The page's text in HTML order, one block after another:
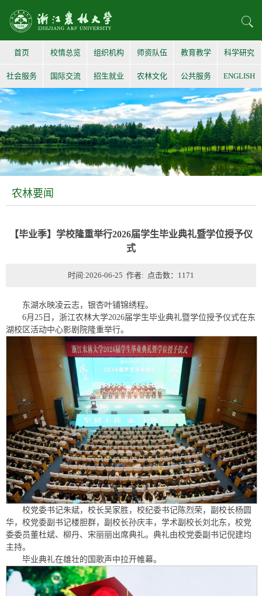
首页 校情总览 组织机构 师资队伍 教育教学 科学研究
社会服务 国际交流 招生就业 农林文化 公共服务 ENGLISH
农林要闻
【毕业季】学校隆重举行2026届学生毕业典礼暨学位授予仪
式
时间:2026-06-25 作者: 点击数： 1171
东湖水映凌云志，银杏叶铺锦绣程。
6月25日，浙江农林大学2026届学生毕业典礼暨学位授予仪式在东
湖校区活动中心影剧院隆重举行。
校党委书记朱斌，校长吴家胜，校纪委书记陈烈荣，副校长杨圆
华，校党委副书记楼胆群，副校长孙庆丰，学术副校长刘北东，校党
委委员董杜斌、柳丹、宋丽丽出席典礼。典礼由校党委副书记倪建均
主持。
毕业典礼在雄壮的国歌声中拉开帷幕。